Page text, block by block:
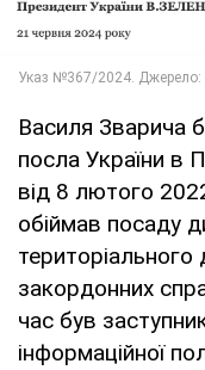
Василя Зварича
посла України в
від 8 лютого
обіймав посаду
територіального
закордонних
час був
інформаційної